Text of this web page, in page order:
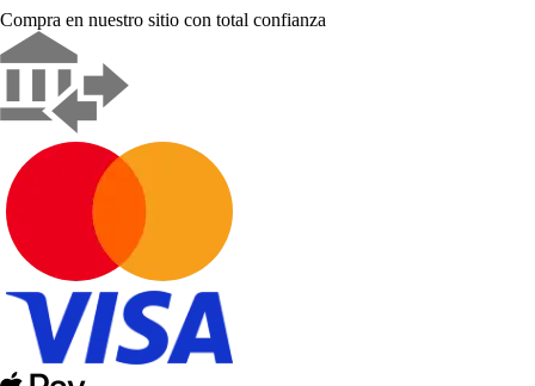
Compra en nuestro sitio con total confianza